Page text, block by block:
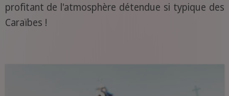
profitant de l'atmosphère détendue si typique des
Caraïbes !